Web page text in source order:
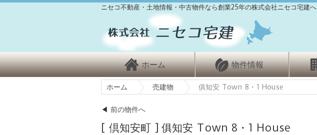
ニセコ不動産・土地情報・中古物件なら創業25年の株式会社ニセコ宅建へ
ホーム 物件情報
ホーム 売建物 俱知安 Town 8・1 House
◀ 前の物件へ
[ 倶知安町 ] 俱知安 Town 8・1 House